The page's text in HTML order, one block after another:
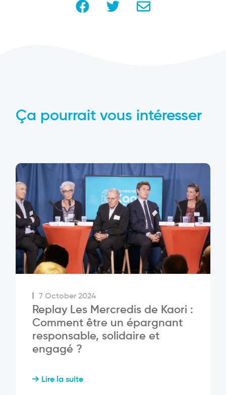
Ça pourrait vous intéresser
7 October 2024
Replay Les Mercredis de Kaori :
Comment être un épargnant
responsable, solidaire et
engagé ?
Lire la suite